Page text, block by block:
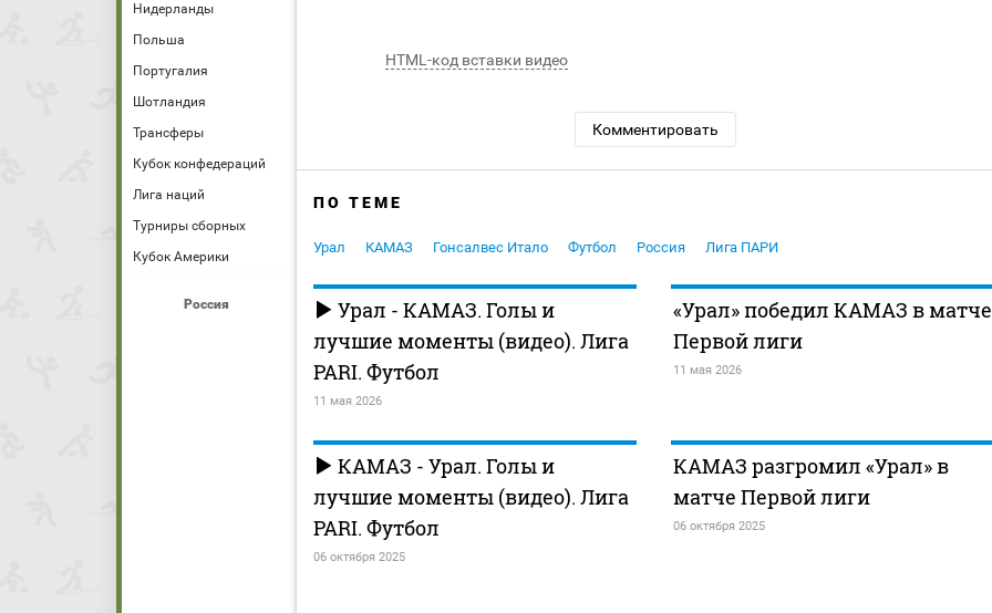
Нидерланды
Польша
Португалия
Шотландия
Трансферы
Кубок конфедераций
Лига наций
Турниры сборных
Кубок Америки
Россия
HTML-код вставки видео
Комментировать
ПО ТЕМЕ
Урал КАМАЗ Гонсалвес Итало Футбол Россия Лига ПАРИ
Урал - КАМАЗ. Голы и
лучшие моменты (видео). Лига
PARI. Футбол
11 мая 2026
«Урал» победил КАМАЗ в матче
Первой лиги
11 мая 2026
КАМАЗ - Урал. Голы и
лучшие моменты (видео). Лига
PARI. Футбол
06 октября 2025
КАМАЗ разгромил «Урал» в
матче Первой лиги
06 октября 2025